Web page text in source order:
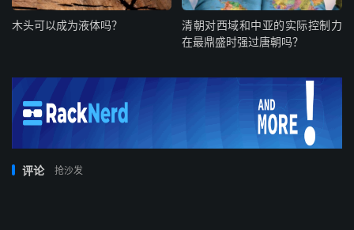
木头可以成为液体吗？
清朝对西域和中亚的实际控制力
在最鼎盛时强过唐朝吗？
评论 抢沙发